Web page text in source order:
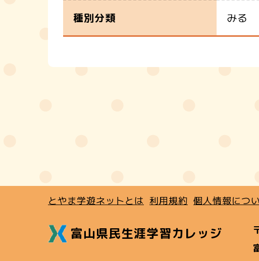
種別分類 みる
とやま学遊ネットとは 利用規約 個人情報につ
富山県民生涯学習カレッジ